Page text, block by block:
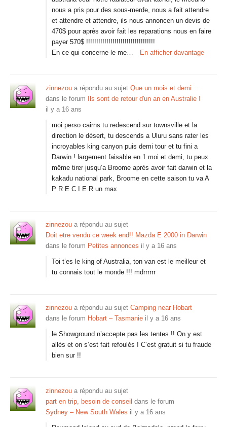
nous a pris pour des sous-merde, nous a fait attendre
et attendre et attendre, ils nous annoncen un devis de
470$ pour après avoir fait les reparations nous en faire
payer 570$ !!!!!!!!!!!!!!!!!!!!!!!!!!!!!!!!!!
En ce qui concerne le me…
En afficher davantage
zinnezou a répondu au sujet Que un mois et demi…
dans le forum
Ils sont de retour d'un an en Australie !
il y a 16 ans
moi perso cairns tu redescend sur townsville et la
direction le désert, tu descends a Uluru sans rater les
incroyables king canyon puis demi tour et tu fini a
Darwin ! largement faisable en 1 moi et demi, tu peux
même tirer jusqu’a Broome après avoir fait darwin et la
kakadu national park, Broome en cette saison tu va A
P R E C I E R un max
zinnezou a répondu au sujet
Doit etre vendu ce week end!! Mazda E 2000 in Darwin
dans le forum Petites annonces il y a 16 ans
Toi t’es le king of Australia, ton van est le meilleur et
tu connais tout le monde !!! mdrrrrrr
zinnezou a répondu au sujet Camping near Hobart
dans le forum Hobart – Tasmanie il y a 16 ans
le Showground n’accepte pas les tentes !! On y est
allés et on s’est fait refoulés ! C’est gratuit si tu fraude
bien sur !!
zinnezou a répondu au sujet
part en trip, besoin de conseil dans le forum
Sydney – New South Wales il y a 16 ans